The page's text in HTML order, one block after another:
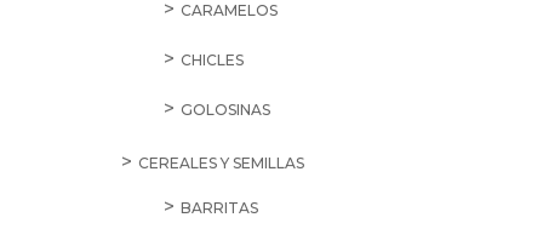
CARAMELOS
CHICLES
GOLOSINAS
CEREALES Y SEMILLAS
BARRITAS